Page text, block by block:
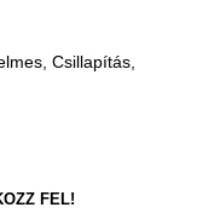
Csillapítás,